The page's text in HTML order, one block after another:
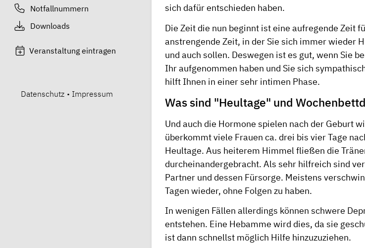
Notfallnummern
Downloads
Veranstaltung eintragen
Datenschutz • Impressum
sich dafür entschieden haben.
Die Zeit die nun beginnt ist eine aufregende Zeit
anstrengende Zeit, in der Sie sich immer wieder
und auch sollen. Deswegen ist es gut, wenn Sie
Ihr aufgenommen haben und Sie sich
hilft Ihnen in einer sehr intimen Phase.
Was sind "Heultage" und
Und auch die Hormone spielen nach der Geburt
überkommt viele Frauen ca. drei bis vier Tage
Heultage. Aus heiterem Himmel fließen die
durcheinandergebracht. Als sehr hilfreich sind
Partner und dessen Fürsorge. Meistens
Tagen wieder, ohne Folgen zu haben.
In wenigen Fällen allerdings können schwere
entstehen. Eine Hebamme wird dies, da sie
ist dann schnellst möglich Hilfe hinzuzuziehen.